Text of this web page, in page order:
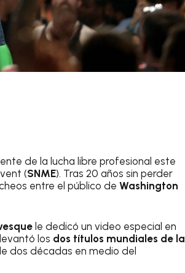
de la lucha libre profesional este
(SNME). Tras 20 años sin perder
entre el público de Washington
le dedicó un video especial en
los dos títulos mundiales de la
dos décadas en medio del